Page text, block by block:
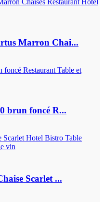
Marron Chai...
brun foncé R...
Scarlet ...